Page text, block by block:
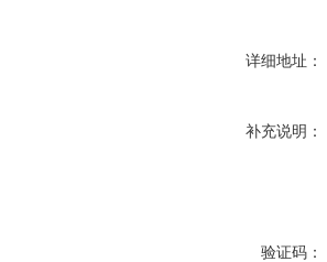
详细地址：
补充说明：
验证码：